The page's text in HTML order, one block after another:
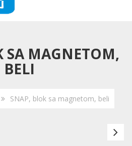
SA MAGNETOM,
BELI
SNAP, blok sa magnetom, beli